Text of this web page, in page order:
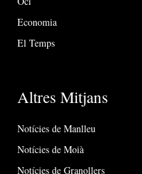
Economia
El Temps
Altres Mitjans
Notícies de Manlleu
Notícies de Moià
Notícies de Granollers